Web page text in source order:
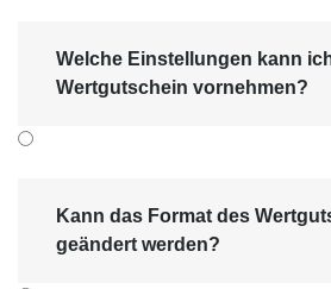
Welche Einstellungen kann
Wertgutschein vornehmen?
Kann das Format des
geändert werden?